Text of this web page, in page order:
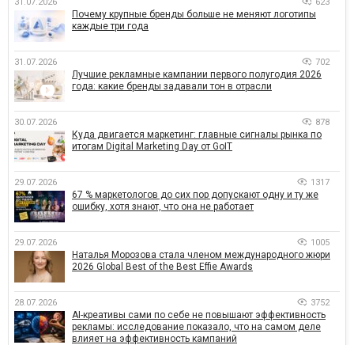
Почему крупные бренды больше не меняют логотипы
каждые три года
31.07.2026 702
Лучшие рекламные кампании первого полугодия 2026
года: какие бренды задавали тон в отрасли
30.07.2026 878
Куда двигается маркетинг: главные сигналы рынка по
итогам Digital Marketing Day от GoIT
29.07.2026 1317
67 % маркетологов до сих пор допускают одну и ту же
ошибку, хотя знают, что она не работает
29.07.2026 1005
Наталья Морозова стала членом международного жюри
2026 Global Best of the Best Effie Awards
28.07.2026 3752
AI-креативы сами по себе не повышают эффективность
рекламы: исследование показало, что на самом деле
влияет на эффективность кампаний